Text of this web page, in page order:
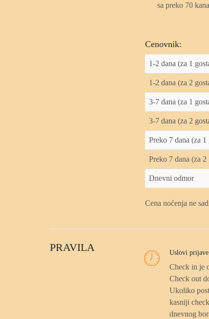
sa preko 70
Cenovnik:
1-2 dana (za 1
1-2 dana (za 2
3-7 dana (za 1
3-7 dana (za 2
Preko 7 dana (za 1
Preko 7 dana (za
Dnevni odmor
Cena noćenja ne
PRAVILA Uslovi
Check in je
Check out
Ukoliko
kasniji
dnevnog